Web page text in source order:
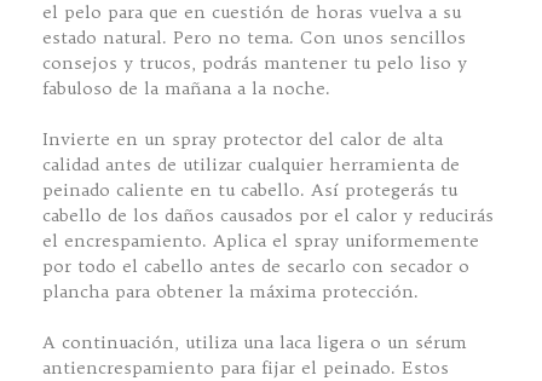
el pelo para que en cuestión de horas vuelva a su
estado natural. Pero no tema. Con unos sencillos
consejos y trucos, podrás mantener tu pelo liso y
fabuloso de la mañana a la noche.
Invierte en un spray protector del calor de alta
calidad antes de utilizar cualquier herramienta de
peinado caliente en tu cabello. Así protegerás tu
cabello de los daños causados por el calor y reducirás
el encrespamiento. Aplica el spray uniformemente
por todo el cabello antes de secarlo con secador o
plancha para obtener la máxima protección.
A continuación, utiliza una laca ligera o un sérum
antiencrespamiento para fijar el peinado. Estos